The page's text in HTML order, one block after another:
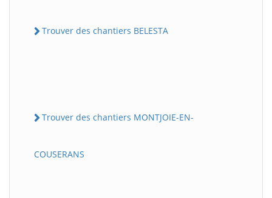
Trouver des chantiers BELESTA
Trouver des chantiers MONTJOIE-EN-
COUSERANS